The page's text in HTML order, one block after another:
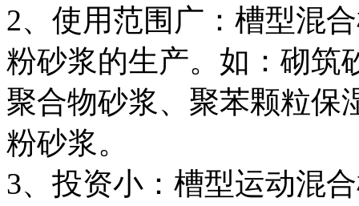
2、使用范围广：槽型混
粉砂浆的生产。如：砌筑
聚合物砂浆、聚苯颗粒保
粉砂浆。
3、投资小：槽型运动混